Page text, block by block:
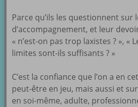
Parce qu’ils les questionnent sur
d’accompagnement, et leur
« n’est-on pas trop laxistes ? », «
limites sont-ils suffisants ? »
C’est la confiance que l’on a en
peut-être en jeu, mais aussi et
en soi-même, adulte,